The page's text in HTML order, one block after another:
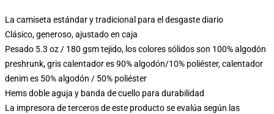
La camiseta estándar y tradicional para el desgaste diario
Clásico, generoso, ajustado en caja
Pesado 5.3 oz / 180 gsm tejido, los colores sólidos son 100% algodón
preshrunk, gris calentador es 90% algodón/10% poliéster, calentador
denim es 50% algodón / 50% poliéster
Hems doble aguja y banda de cuello para durabilidad
La impresora de terceros de este producto se evalúa según las